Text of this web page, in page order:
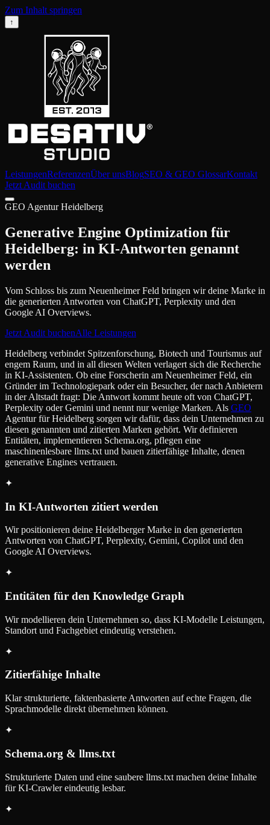
Zum Inhalt springen
↑
LeistungenReferenzenÜber unsBlogSEO & GEO GlossarKontakt
Jetzt Audit buchen
GEO Agentur Heidelberg
Generative Engine Optimization für
Heidelberg: in KI-Antworten genannt
werden
Vom Schloss bis zum Neuenheimer Feld bringen wir deine Marke in
die generierten Antworten von ChatGPT, Perplexity und den
Google AI Overviews.
Jetzt Audit buchenAlle Leistungen
Heidelberg verbindet Spitzenforschung, Biotech und Tourismus auf
engem Raum, und in all diesen Welten verlagert sich die Recherche
in KI-Assistenten. Ob eine Forscherin am Neuenheimer Feld, ein
Gründer im Technologiepark oder ein Besucher, der nach Anbietern
in der Altstadt fragt: Die Antwort kommt heute oft von ChatGPT,
Perplexity oder Gemini und nennt nur wenige Marken. Als GEO
Agentur für Heidelberg sorgen wir dafür, dass dein Unternehmen zu
diesen genannten und zitierten Marken gehört. Wir definieren
Entitäten, implementieren Schema.org, pflegen eine
maschinenlesbare llms.txt und bauen zitierfähige Inhalte, denen
generative Engines vertrauen.
✦
In KI-Antworten zitiert werden
Wir positionieren deine Heidelberger Marke in den generierten
Antworten von ChatGPT, Perplexity, Gemini, Copilot und den
Google AI Overviews.
✦
Entitäten für den Knowledge Graph
Wir modellieren dein Unternehmen so, dass KI-Modelle Leistungen,
Standort und Fachgebiet eindeutig verstehen.
✦
Zitierfähige Inhalte
Klar strukturierte, faktenbasierte Antworten auf echte Fragen, die
Sprachmodelle direkt übernehmen können.
✦
Schema.org & llms.txt
Strukturierte Daten und eine saubere llms.txt machen deine Inhalte
für KI-Crawler eindeutig lesbar.
✦